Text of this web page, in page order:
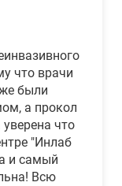
что врачи
были
а прокол
что
"Инлаб
и самый
Всю